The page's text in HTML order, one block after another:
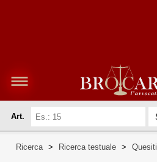
Art.
Ricerca > Ricerca testuale > Quesiti